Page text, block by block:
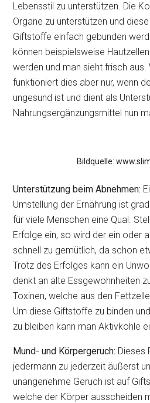
Lebensstil zu unterstützen. Die
Organe zu unterstützen und
Giftstoffe einfach gebunden
können beispielsweise
werden und man sieht frisch
funktioniert dies aber nur, wenn
ungesund ist und dient als
Nahrungsergänzungsmittel nun
Bildquelle:
Unterstützung beim Abnehmen:
Umstellung der Ernährung ist
für viele Menschen eine Qual.
Erfolge ein, so wird der ein oder
schnell zu gemütlich, da schon
Trotz des Erfolges kann ein
denkt an alte Essgewohnheiten
Toxinen, welche aus den
Um diese Giftstoffe zu binden
zu bleiben kann man Aktivkohle
Mund- und Körpergeruch: Dieses
jedermann zu jederzeit äußerst
unangenehme Geruch ist auf
welche der Körper ausscheiden